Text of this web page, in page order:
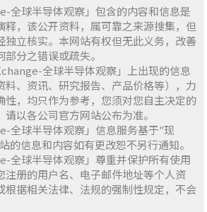
全球半导体观察」包含的内容和信息是
释，该公开资料，属可靠之来源搜集，但
独立核实。本网站有权但无此义务，改善
分之错误或疏失。
全球半导体观察」上出现的信息
料、资讯、研究报告、产品价格等），力
性，均只作为参考，您须对您自主决定的
以各公司官方网站公布为准。
全球半导体观察」信息服务基于"现
的信息和内容如有更改恕不另行通知。
全球半导体观察」尊重并保护所有使用
注册的用户名、电子邮件地址等个人资
根据相关法律、法规的强制性规定，不会